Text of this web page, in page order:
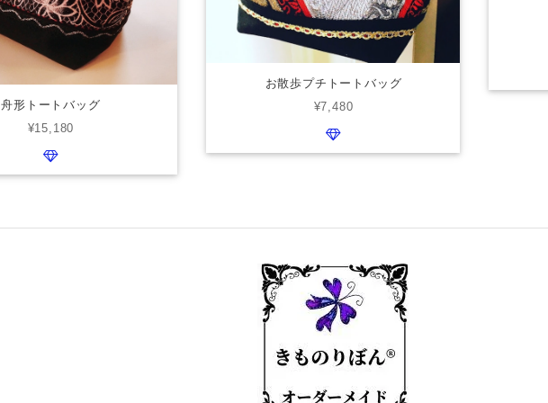
舟形トートバッグ
¥15,180
お散歩プチトートバッグ
¥7,480